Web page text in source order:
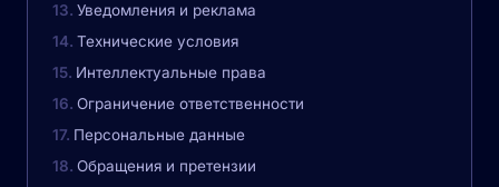
Уведомления и реклама
Технические условия
Интеллектуальные права
Ограничение ответственности
Персональные данные
Обращения и претензии